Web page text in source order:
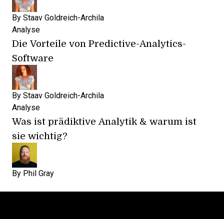
By Staav Goldreich-Archila
Analyse
Die Vorteile von Predictive-Analytics-
Software
By Staav Goldreich-Archila
Analyse
Was ist prädiktive Analytik & warum ist
sie wichtig?
By Phil Gray